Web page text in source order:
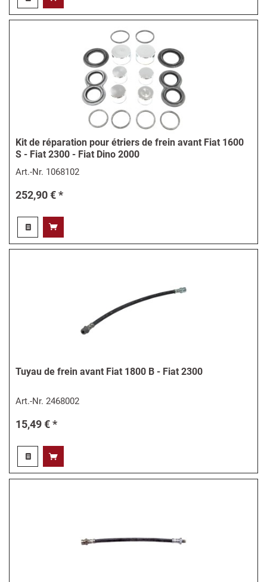
Kit de réparation pour étriers de frein avant Fiat 1600
S - Fiat 2300 - Fiat Dino 2000
Art.-Nr. 1068102
252,90 € *
Tuyau de frein avant Fiat 1800 B - Fiat 2300
Art.-Nr.2468002
15,49 € *